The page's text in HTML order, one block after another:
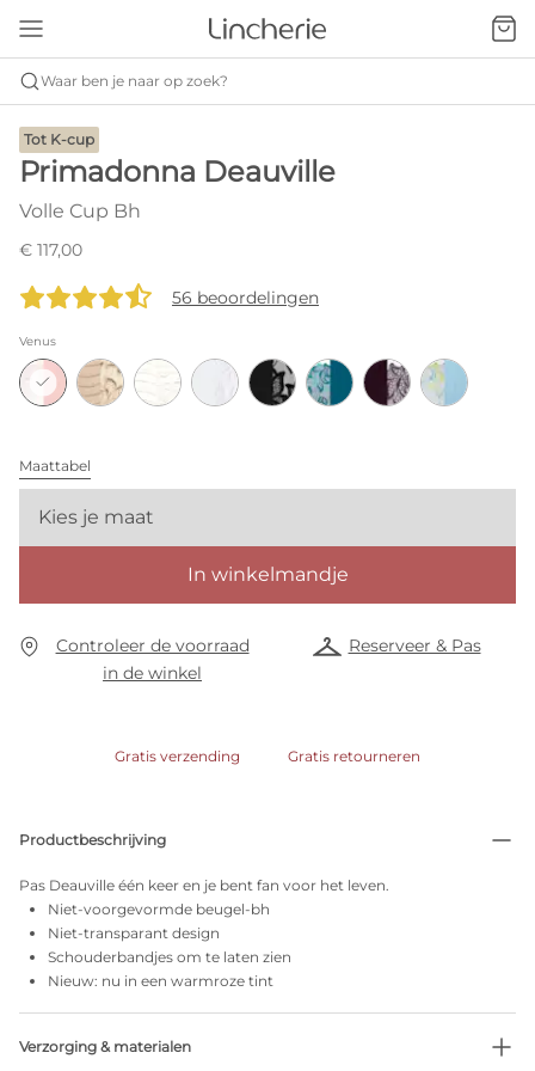
Waar ben je naar op zoek?
Tot K-cup
Primadonna Deauville
Volle Cup Bh
€ 117,00
56 beoordelingen
Venus
Maattabel
Kies je maat
In winkelmandje
Controleer de voorraad
in de winkel
Reserveer & Pas
Gratis verzending Gratis retourneren
Productbeschrijving
Pas Deauville één keer en je bent fan voor het leven.
Niet-voorgevormde beugel-bh
Niet-transparant design
Schouderbandjes om te laten zien
Nieuw: nu in een warmroze tint
Verzorging & materialen